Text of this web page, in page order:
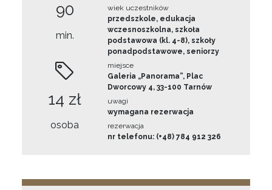
90
min.
14 zł
osoba
wiek uczestników
przedszkole, edukacja
wczesnoszkolna, szkoła
podstawowa (kl. 4-8), szkoły
ponadpodstawowe, seniorzy
miejsce
Galeria „Panorama”, Plac
Dworcowy 4, 33-100 Tarnów
uwagi
wymagana rezerwacja
rezerwacja
nr telefonu: (+48) 784 912 326